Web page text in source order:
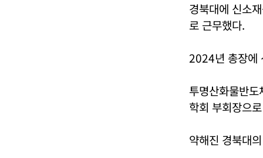
경북대에 신소
로 근무했다.
2024년 총장에
투명산화물반
학회 부회장으
약해진 경북대